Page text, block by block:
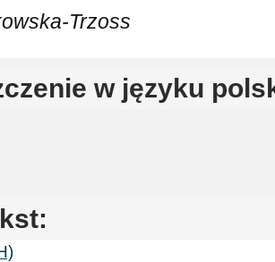
Trzoss
w języku